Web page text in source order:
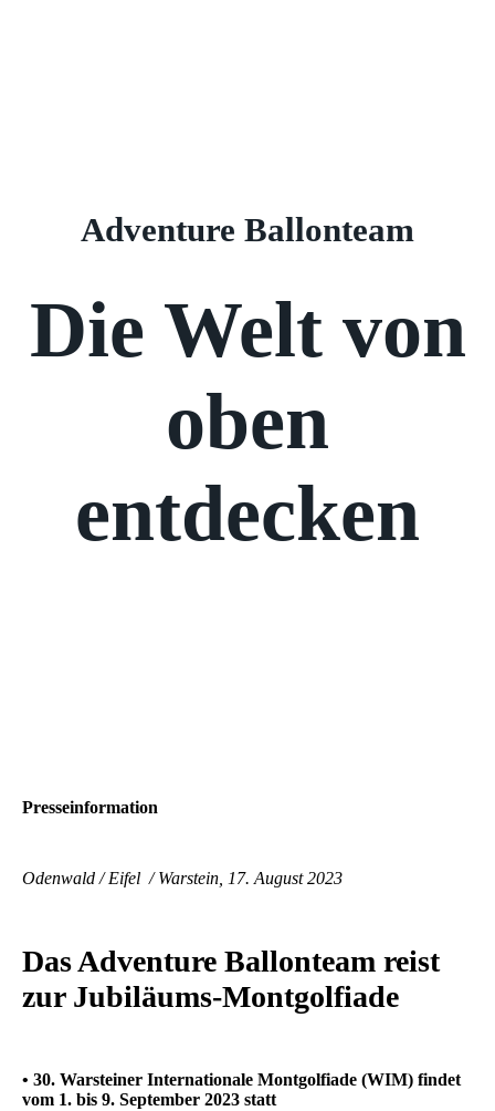
Adventure Ballonteam
Die Welt von
oben
entdecken
Presseinformation
Odenwald / Eifel / Warstein, 17. August 2023
Das Adventure Ballonteam reist
zur Jubiläums-Montgolfiade
• 30. Warsteiner Internationale Montgolfiade (WIM) findet
vom 1. bis 9. September 2023 statt